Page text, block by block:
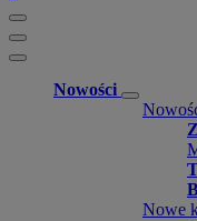
Nowości
Nowe